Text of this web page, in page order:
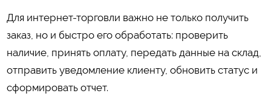
Для интернет-торговли важно не только получить
заказ, но и быстро его обработать: проверить
наличие, принять оплату, передать данные на склад,
отправить уведомление клиенту, обновить статус и
сформировать отчет.